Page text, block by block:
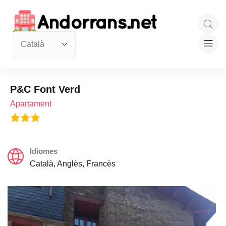
P&C Font Verd
Apartament
Idiomes
Català, Anglès, Francès